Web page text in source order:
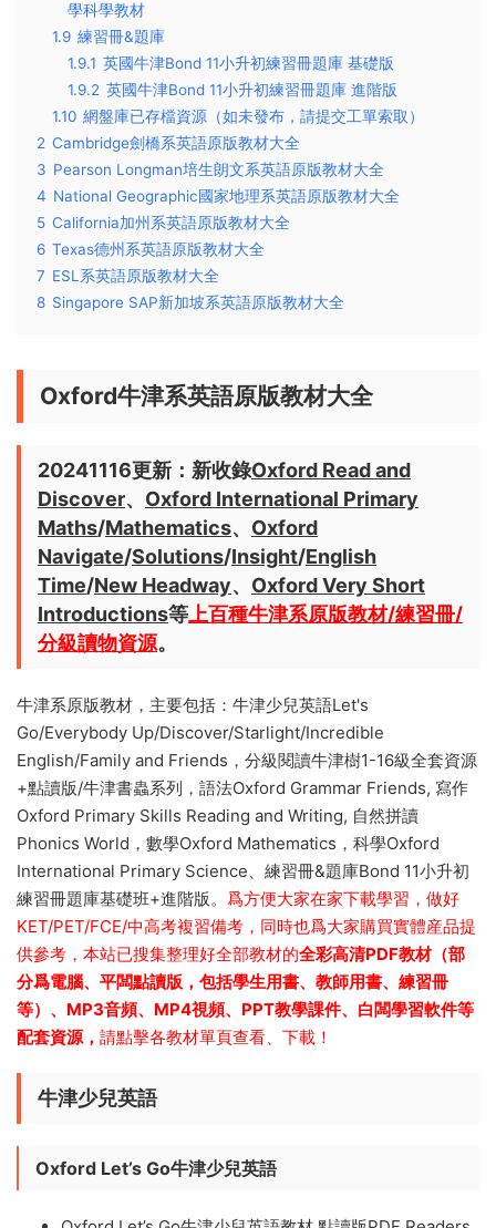
學科學教材
1.9 練習冊&題庫
1.9.1 英國牛津Bond 11小升初練習冊題庫 基礎版
1.9.2 英國牛津Bond 11小升初練習冊題庫 進階版
1.10 網盤庫已存檔資源（如未發布，請提交工單索取）
2 Cambridge劍橋系英語原版教材大全
3 Pearson Longman培生朗文系英語原版教材大全
4 National Geographic國家地理系英語原版教材大全
5 California加州系英語原版教材大全
6 Texas德州系英語原版教材大全
7 ESL系英語原版教材大全
8 Singapore SAP新加坡系英語原版教材大全
Oxford牛津系英語原版教材大全
20241116更新：新收錄Oxford Read and
Discover、 Oxford International Primary
Maths/Mathematics、 Oxford
Navigate/Solutions/Insight/English
Time/New Headway、 Oxford Very Short
Introductions等上百種牛津系原版教材/練習冊/
分級讀物資源。
牛津系原版教材，主要包括：牛津少兒英語Let's
Go/Everybody Up/Discover/Starlight/Incredible
English/Family and Friends，分級閱讀牛津樹1-16級全套資源
+點讀版/牛津書蟲系列，語法Oxford Grammar Friends, 寫作
Oxford Primary Skills Reading and Writing, 自然拼讀
Phonics World，數學Oxford Mathematics，科學Oxford
International Primary Science、練習冊&題庫Bond 11小升初
練習冊題庫基礎班+進階版。 爲方便大家在家下載學習，做好
KET/PET/FCE/中高考複習備考，同時也爲大家購買實體産品提
供參考，本站已搜集整理好全部教材的全彩高清PDF教材（部
分爲電腦、平闆點讀版，包括學生用書、教師用書、練習冊
等）、MP3音頻、MP4視頻、PPT教學課件、白闆學習軟件等
配套資源， 請點擊各教材單頁查看、下載！
牛津少兒英語
Oxford Let’s Go牛津少兒英語